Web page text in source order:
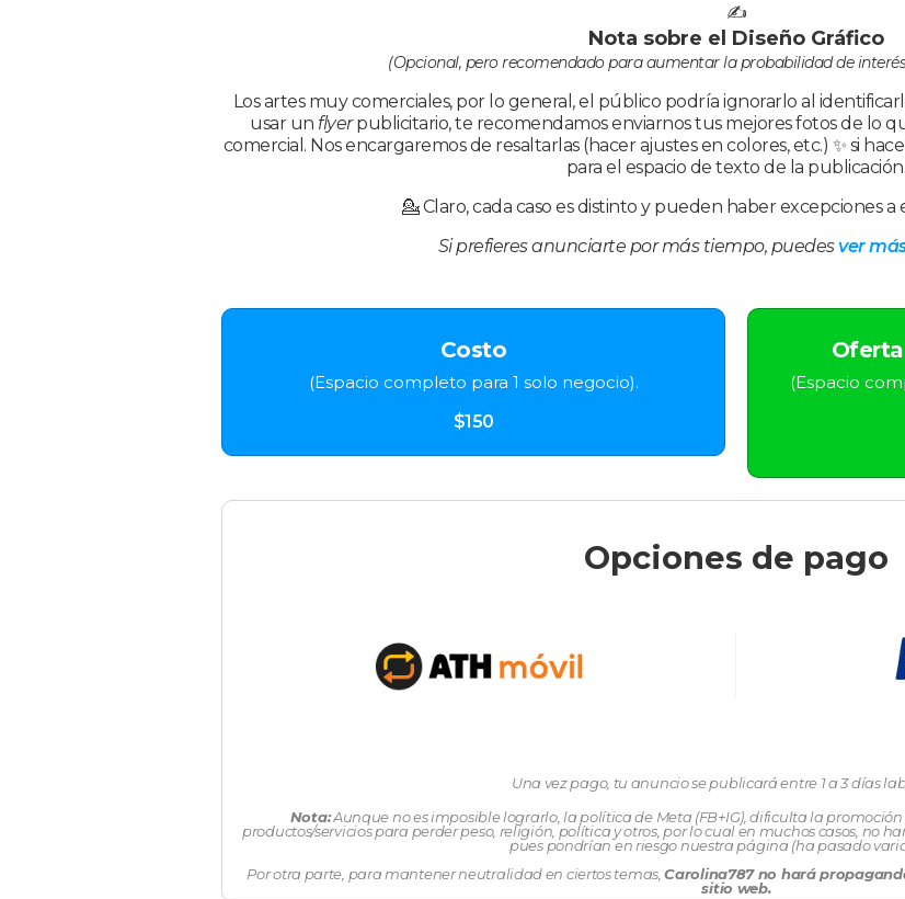
✍️
Nota sobre el Diseño Gráfico
(Opcional, pero recomendado para aumentarla probabilidad de
Los artes muy comerciales, por lo general, el público podría ignorarlo al
usar un flyerpublicitario, te recomendamos enviarnos tus mejores fotos de lo
comercial. Nos encargaremos de resaltarlas (hacer ajustes en colores, etc.) ✨ si
para el espacio de texto de la publicación.
💁 Claro, cada caso es distinto y pueden haber excepciones
Si prefieres anunciarte por más tiempo, puedesver
Costo
(Espacio completo para 1 solo negocio).
$150
(Espacio
Opciones de pago
Una vez pago, tu anuncio se publicará entre 1 a 3 días
Nota:Aunque no es imposible lograrlo, la política de Meta (FB+IG), dificulta la
productos/servicios para perder peso, religión, política y otros, por lo cual en muchos casos, no
pues pondrían en riesgo nuestra página (ha pasado
Por otra parte, para mantener neutralidad en ciertos temas,Carolina787 no hará
sitio web.